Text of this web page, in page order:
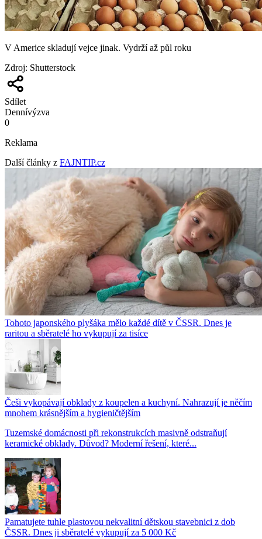
V Americe skladují vejce jinak. Vydrží až půl roku
Zdroj: Shutterstock
Sdílet
Dennívýzva
0
Reklama
Další články z FAJNTIP.cz
Tohoto japonského plyšáka mělo každé dítě v ČSSR. Dnes je
raritou a sběratelé ho vykupují za tisíce
Češi vykopávají obklady z koupelen a kuchyní. Nahrazují je něčím
mnohem krásnějším a hygieničtějším
Tuzemské domácnosti při rekonstrukcích masivně odstraňují
keramické obklady. Důvod? Moderní řešení, které...
Pamatujete tuhle plastovou nekvalitní dětskou stavebnici z dob
ČSSR. Dnes ji sběratelé vykupují za 5 000 Kč